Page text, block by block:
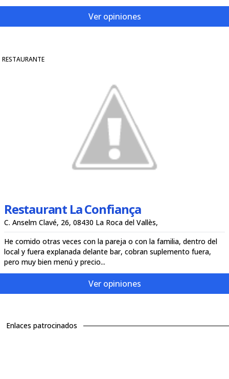
Ver opiniones
RESTAURANTE
Restaurant La Confiança
C. Anselm Clavé, 26, 08430 La Roca del Vallès,
He comido otras veces con la pareja o con la familia, dentro del
local y fuera explanada delante bar, cobran suplemento fuera,
pero muy bien menú y precio...
Ver opiniones
Enlaces patrocinados